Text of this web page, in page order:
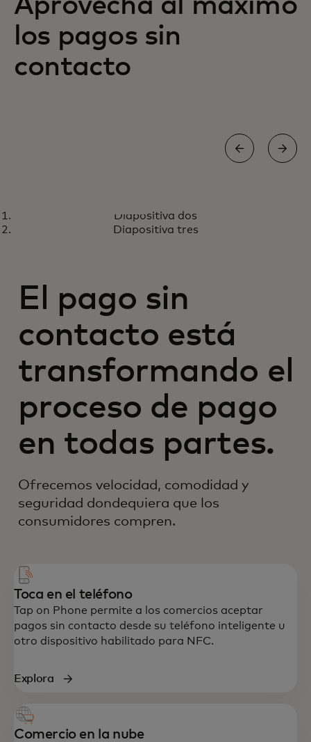
los pagos sin
contacto
Soluciones para mantener tu
negocio seguro y protegido
Más información
Diapositiva dos
Diapositiva tres
El pago sin
contacto está
transformando el
proceso de pago
en todas partes.
Ofrecemos velocidad, comodidad y
seguridad dondequiera que los
consumidores compren.
Toca en el teléfono
Tap on Phone permite a los comercios aceptar
pagos sin contacto desde su teléfono inteligente u
otro dispositivo habilitado para NFC.
Explora
Comercio en la nube